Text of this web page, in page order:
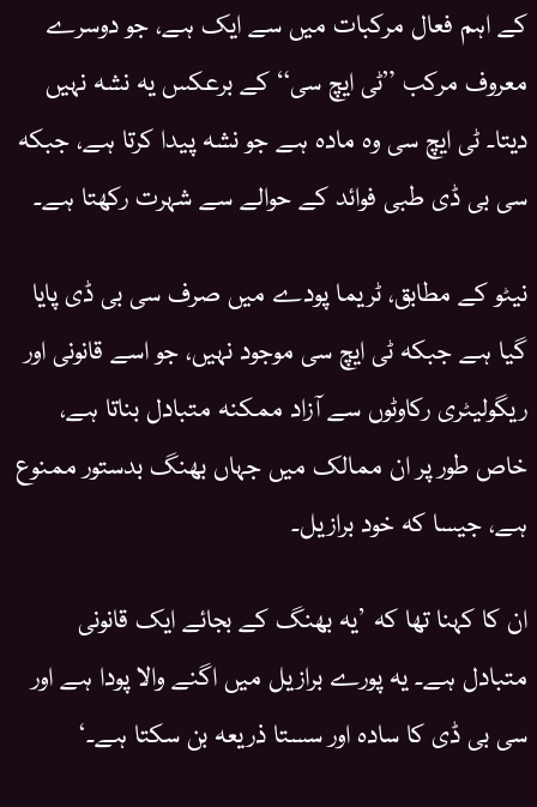
کے اہم فعال مرکبات میں سے ایک ہے، جو دوسرے
معروف مرکب ”ٹی ایچ سی“ کے برعکس یہ نشہ نہیں
دیتا۔ ٹی ایچ سی وہ مادہ ہے جو نشہ پیدا کرتا ہے، جبکہ
سی بی ڈی طبی فوائد کے حوالے سے شہرت رکھتا ہے۔
نیٹو کے مطابق، ٹریما پودے میں صرف سی بی ڈی پایا
گیا ہے جبکہ ٹی ایچ سی موجود نہیں، جو اسے قانونی اور
ریگولیٹری رکاوٹوں سے آزاد ممکنہ متبادل بناتا ہے،
خاص طور پر ان ممالک میں جہاں بھنگ بدستور ممنوع
ہے، جیسا کہ خود برازیل۔
ان کا کہنا تھا کہ ’یہ بھنگ کے بجائے ایک قانونی
متبادل ہے۔ یہ پورے برازیل میں اگنے والا پودا ہے اور
سی بی ڈی کا سادہ اور سستا ذریعہ بن سکتا ہے۔‘